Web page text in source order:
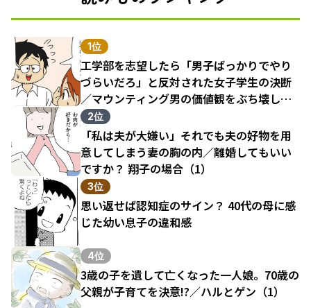
1位
工学部を志望したら「男子ばっかりでやり
づらいだろ」と反対された女子学生の決断
／マウンティング男の価値観をぶち壊した
結果（1）
2位
「私は夫が大嫌い」それでも夫の好物を用
意してしまう妻の胸の内／離婚してもいい
ですか？ 翔子の場合（1）
3位
思い返せば認知症のサイン？ 40代の母に感
じた幼い息子の違和感
4位
3歳の子を遺して亡くなった一人娘。70歳の
父親が子育てを決意!?／ハルとゲン（1）